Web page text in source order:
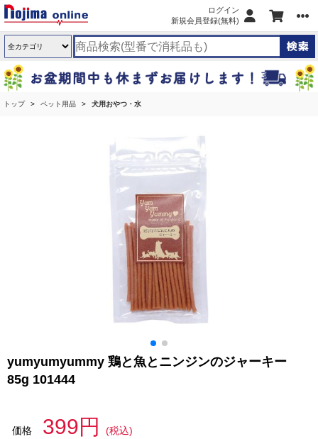
ログイン
新規会員登録(無料)
トップ ペット用品 犬用おやつ・水
yumyumyummy 鶏と魚とニンジンのジャーキー
85g 101444
価格 399円
(税込)